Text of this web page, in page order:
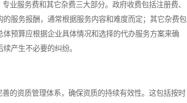
服务费和其它杂费三大部分。政府收费包括注册费、
服务报酬，通常根据服务内容和难度而定；其它杂费包
预算应根据企业具体情况和选择的代办服务方案来确
产生不必要的纠纷。
资质管理体系，确保资质的持续有效性。这包括按时